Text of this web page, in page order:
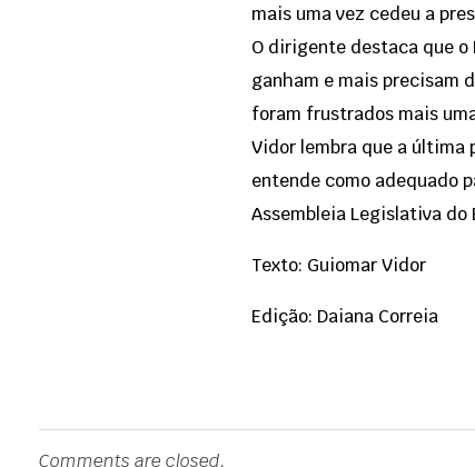
mais uma vez cedeu a
O dirigente destaca que o
ganham e mais precisam
foram frustrados mais
Vidor lembra que a
entende como adequado
Assembleia Legislativa do
Texto: Guiomar Vidor
Edição: Daiana Correia
Comments are closed.